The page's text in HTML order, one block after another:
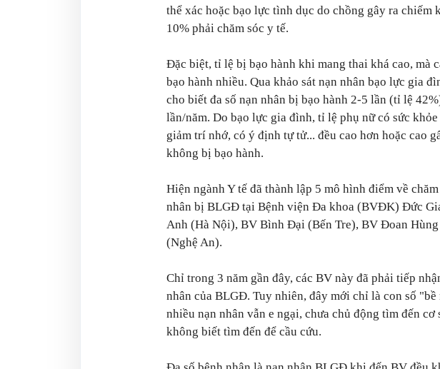
thể xác hoặc bạo lực tình dục do chồng gây ra chiếm
10% phải chăm sóc y tế.
Đặc biệt, tỉ lệ bị bạo hành khi mang thai khá cao, mà
bạo hành nhiều. Qua khảo sát nạn nhân bạo lực gia
cho biết đa số nạn nhân bị bạo hành 2-5 lần (tỉ lệ
lần/năm. Do bạo lực gia đình, tỉ lệ phụ nữ có sức
giảm trí nhớ, có ý định tự tử... đều cao hơn hoặc cao
không bị bạo hành.
Hiện ngành Y tế đã thành lập 5 mô hình điểm về
nhân bị BLGĐ tại Bệnh viện Đa khoa (BVĐK) Đức
Anh (Hà Nội), BV Bình Đại (Bến Tre), BV Đoan
(Nghệ An).
Chỉ trong 3 năm gần đây, các BV này đã phải tiếp
nhân của BLGĐ. Tuy nhiên, đây mới chỉ là con số
nhiều nạn nhân vẫn e ngại, chưa chủ động tìm đến cơ
không biết tìm đến để cầu cứu.